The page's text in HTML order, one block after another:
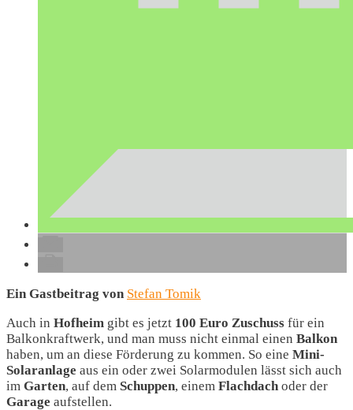
Ein Gastbeitrag von Stefan Tomik
Auch in Hofheim gibt es jetzt 100 Euro Zuschuss für ein
Balkonkraftwerk, und man muss nicht einmal einen Balkon
haben, um an diese Förderung zu kommen. So eine Mini-
Solaranlage aus ein oder zwei Solarmodulen lässt sich auch
im Garten, auf dem Schuppen, einem Flachdach oder der
Garage aufstellen.